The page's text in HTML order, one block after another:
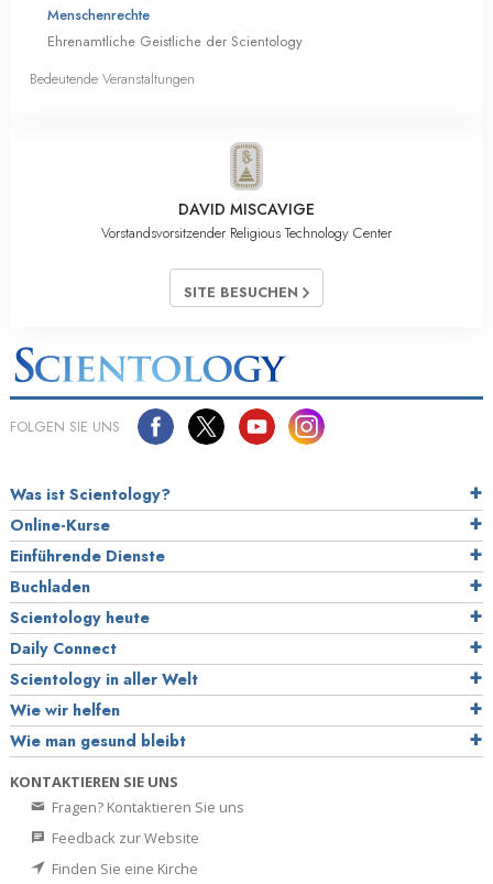
Menschenrechte
Ehrenamtliche Geistliche der Scientology
Bedeutende Veranstaltungen
DAVID MISCAVIGE
Vorstandsvorsitzender Religious Technology Center
SITE BESUCHEN
FOLGEN SIE UNS
Was ist Scientology?
Online-Kurse
Einführende Dienste
Buchladen
Scientology heute
Daily Connect
Scientology in aller Welt
Wie wir helfen
Wie man gesund bleibt
KONTAKTIEREN SIE UNS
Fragen? Kontaktieren Sie uns
Feedback zur Website
Finden Sie eine Kirche